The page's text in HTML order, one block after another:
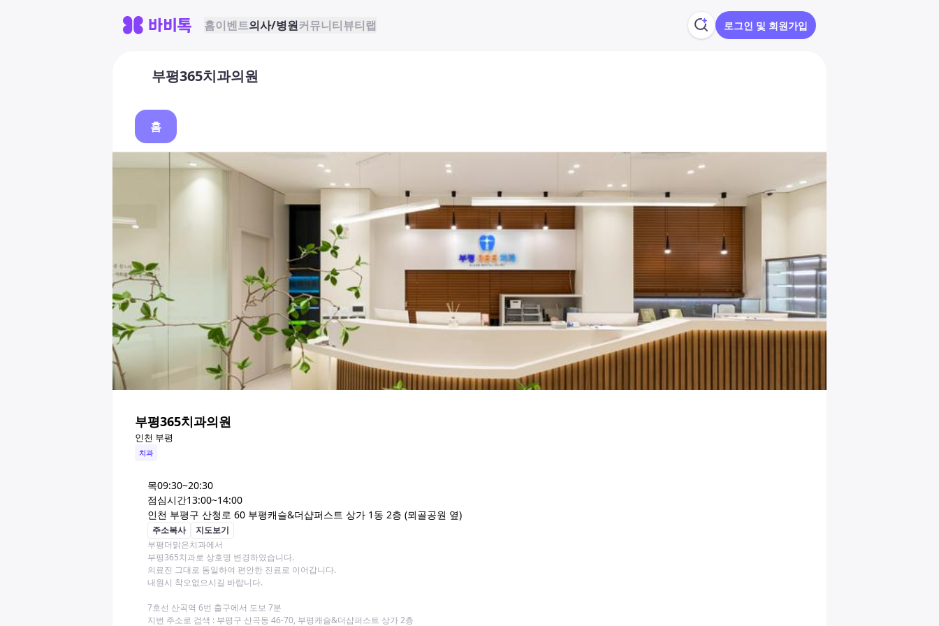
홈이벤트의사/병원커뮤니티뷰티랩 로그인 및 회원가입
부평365치과의원
홈
부평365치과의원
인천 부평
치과
목09:30~20:30
점심시간13:00~14:00
인천 부평구 산청로 60 부평캐슬&더샵퍼스트 상가 1동 2층 (뫼골공원 옆)
주소복사
지도보기
부평더맑은치과에서
부평365치과로 상호명 변경하였습니다.
의료진 그대로 동일하여 편안한 진료로 이어갑니다.
내원시 착오없으시길 바랍니다.
7호선 산곡역 6번 출구에서 도보 7분
지번 주소로 검색 : 부평구 산곡동 46-70, 부평캐슬&더샵퍼스트 상가 2층